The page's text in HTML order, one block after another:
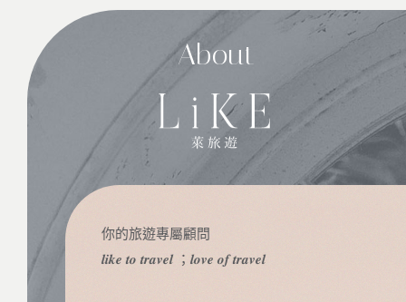
About
你的旅遊專屬顧問
𝒍𝒊𝒌𝒆 𝒕𝒐 𝒕𝒓𝒂𝒗𝒆𝒍 ；𝒍𝒐𝒗𝒆 𝒐𝒇 𝒕𝒓𝒂𝒗𝒆𝒍